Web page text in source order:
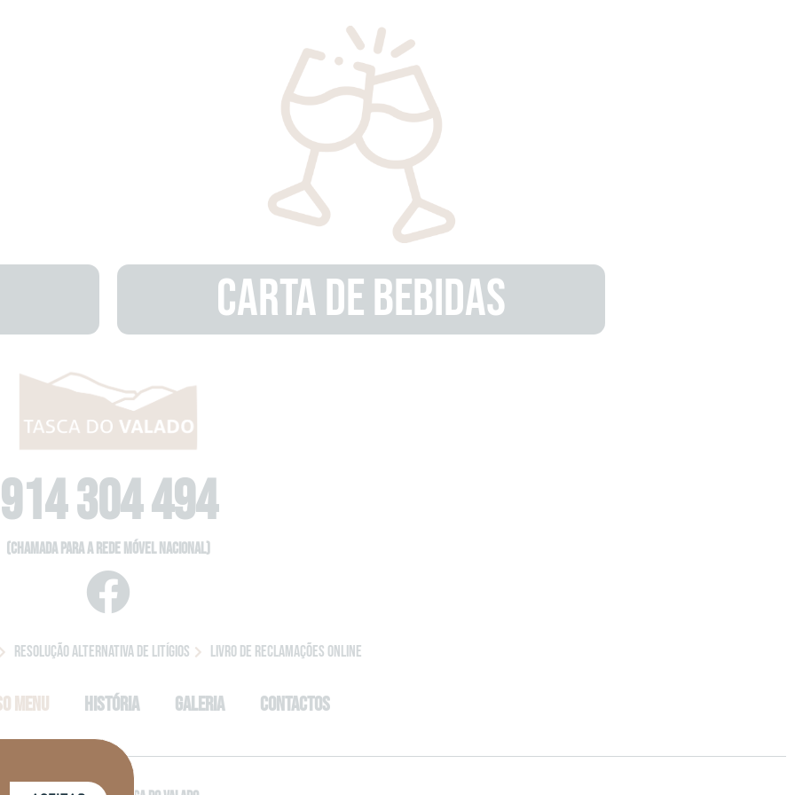
Carta de BEBIDAS
914 304 494
(Chamada para a rede móvel nacional)
Resolução Alternativa de Litígios Livro de Reclamações Online
Menu História Galeria Contactos